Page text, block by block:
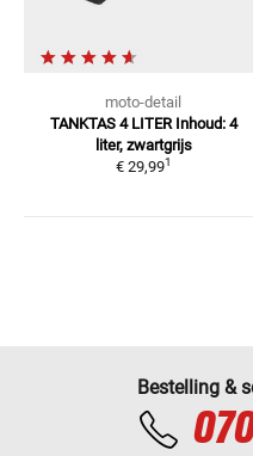
moto-detail
TANKTAS 4 LITER Inhoud: 4
liter, zwartgrijs
€ 29,991
Bestelling &